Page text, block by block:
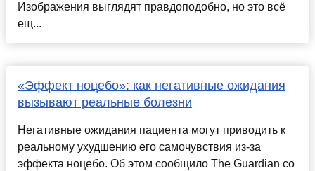
Изображения выглядят правдоподобно, но это всё
ещ...
«Эффект ноцебо»: как негативные ожидания
вызывают реальные болезни
Негативные ожидания пациента могут приводить к
реальному ухудшению его самочувствия из-за
эффекта ноцебо. Об этом сообщило The Guardian со